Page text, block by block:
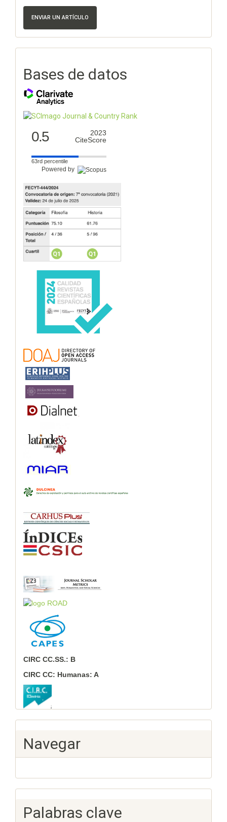
ENVIAR UN ARTÍCULO
Bases de datos
0.5
2023
CiteScore
63rd percentile
Powered by
CIRC CC.SS.: B
CIRC CC: Humanas: A
Navegar
Palabras clave